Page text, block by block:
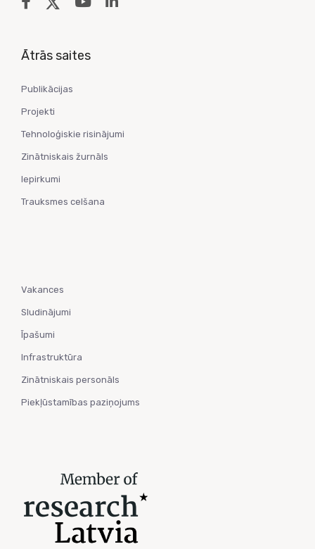
Ātrās saites
Publikācijas
Projekti
Tehnoloģiskie risinājumi
Zinātniskais žurnāls
Iepirkumi
Trauksmes celšana
Vakances
Sludinājumi
Īpašumi
Infrastruktūra
Zinātniskais personāls
Piekļūstamības paziņojums